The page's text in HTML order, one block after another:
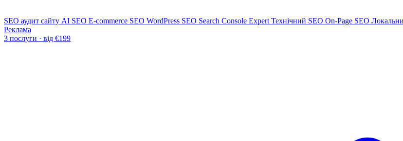
SEO аудит сайту AI SEO E-commerce SEO WordPress SEO Search Console Expert Технічний SEO On-Page SEO
Реклама
3 послуги · від €199